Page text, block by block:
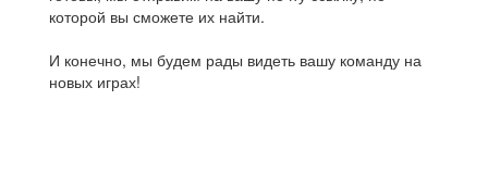
которой вы сможете их найти.
И конечно, мы будем рады видеть вашу команду на
новых играх!